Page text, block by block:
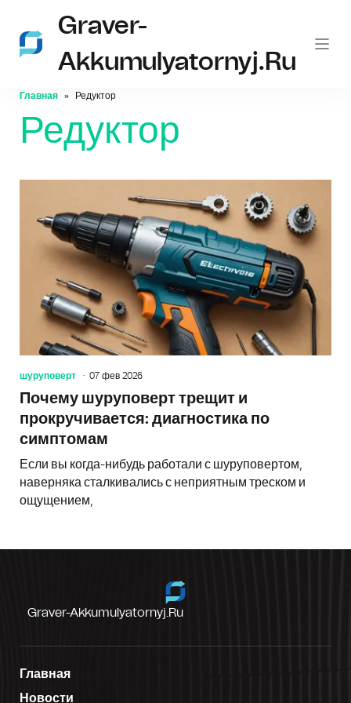
Graver-
Akkumulyatornyj.ru
Главная Редуктор
Редуктор
шуруповерт 07 фев 2026
Почему шуруповерт трещит и
прокручивается: диагностика по
симптомам
Если вы когда-нибудь работали с шуруповертом,
наверняка сталкивались с неприятным треском и
ощущением,
Graver-Akkumulyatornyj.ru
Главная
Новости